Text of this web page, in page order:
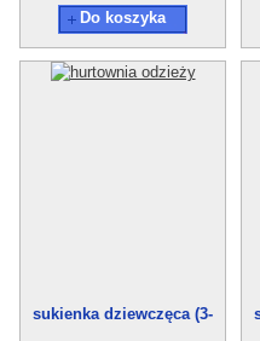
Do koszyka
sukienka dziewczęca (3-